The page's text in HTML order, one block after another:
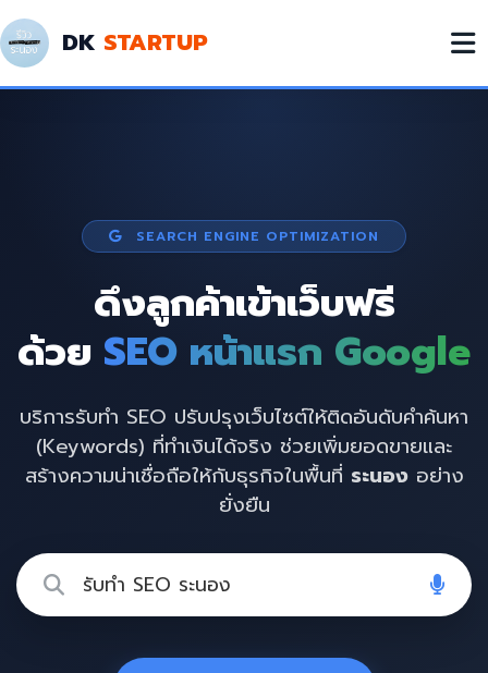
DK STARTUP
SEARCH ENGINE OPTIMIZATION
ดึงลูกค้าเข้าเว็บฟรี
ด้วย SEO หน้าแรก Google
บริการรับทำ SEO ปรับปรุงเว็บไซต์ให้ติดอันดับคำค้นหา
(Keywords) ที่ทำเงินได้จริง ช่วยเพิ่มยอดขายและ
สร้างความน่าเชื่อถือให้กับธุรกิจในพื้นที่ ระนองอย่าง
ยั่งยืน